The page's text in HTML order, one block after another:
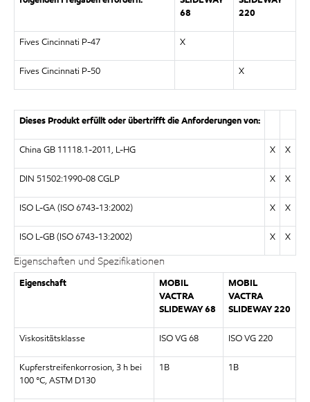
68
220
Fives Cincinnati P-47 X
Fives Cincinnati P-50 X
Dieses Produkt erfüllt oder übertrifft die Anforderungen von:
China GB 11118.1-2011, L-HG X X
DIN 51502:1990-08 CGLP X X
ISO L-GA (ISO 6743-13:2002) X X
ISO L-GB (ISO 6743-13:2002) X X
Eigenschaften und Spezifikationen
Eigenschaft
MOBIL
VACTRA
SLIDEWAY 68
MOBIL
VACTRA
SLIDEWAY 220
Viskositätsklasse ISO VG 68 ISO VG 220
Kupferstreifenkorrosion, 3 h bei
100 °C, ASTM D130
1B 1B